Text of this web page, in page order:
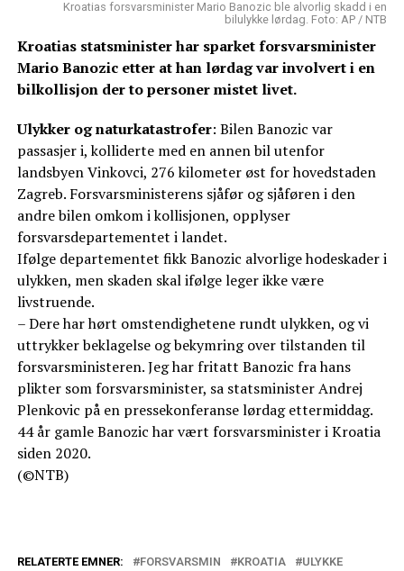
Kroatias forsvarsminister Mario Banozic ble alvorlig skadd i en
bilulykke lørdag. Foto: AP / NTB
Kroatias statsminister har sparket forsvarsminister
Mario Banozic etter at han lørdag var involvert i en
bilkollisjon der to personer mistet livet.
Ulykker og naturkatastrofer: Bilen Banozic var
passasjer i, kolliderte med en annen bil utenfor
landsbyen Vinkovci, 276 kilometer øst for hovedstaden
Zagreb. Forsvarsministerens sjåfør og sjåføren i den
andre bilen omkom i kollisjonen, opplyser
forsvarsdepartementet i landet.
Ifølge departementet fikk Banozic alvorlige hodeskader i
ulykken, men skaden skal ifølge leger ikke være
livstruende.
– Dere har hørt omstendighetene rundt ulykken, og vi
uttrykker beklagelse og bekymring over tilstanden til
forsvarsministeren. Jeg har fritatt Banozic fra hans
plikter som forsvarsminister, sa statsminister Andrej
Plenkovic på en pressekonferanse lørdag ettermiddag.
44 år gamle Banozic har vært forsvarsminister i Kroatia
siden 2020.
(©NTB)
RELATERTE EMNER: FORSVARSMIN KROATIA ULYKKE